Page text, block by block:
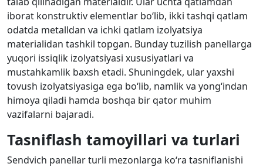
iborat konstruktiv elementlar bo‘lib, ikki tashqi qatlam
odatda metalldan va ichki qatlam izolyatsiya
materialidan tashkil topgan. Bunday tuzilish panellarga
yuqori issiqlik izolyatsiyasi xususiyatlari va
mustahkamlik baxsh etadi. Shuningdek, ular yaxshi
tovush izolyatsiyasiga ega bo‘lib, namlik va yong‘indan
himoya qiladi hamda boshqa bir qator muhim
vazifalarni bajaradi.
Tasniflash tamoyillari va turlari
Sendvich panellar turli mezonlarga ko‘ra tasniflanishi